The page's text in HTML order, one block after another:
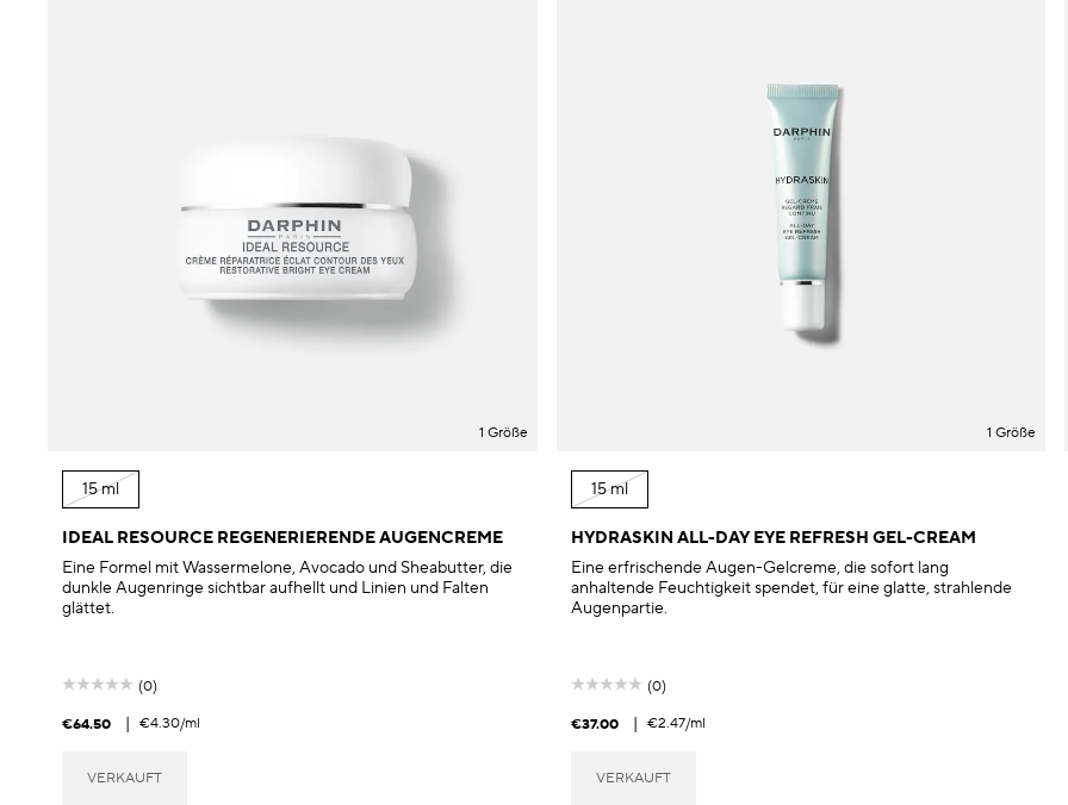
1 Größe
15 ml
IDEAL RESOURCE REGENERIERENDE AUGENCREME
Eine Formel mit Wassermelone, Avocado und Sheabutter, die
dunkle Augenringe sichtbar aufhellt und Linien und Falten
glättet.
(0)
€64.50 €4.30/ml
VERKAUFT
1 Größe
15 ml
HYDRASKIN ALL-DAY EYE REFRESH GEL-CREAM
Eine erfrischende Augen-Gelcreme, die sofort lang
anhaltende Feuchtigkeit spendet, für eine glatte, strahlende
Augenpartie.
(0)
€37.00 €2.47/ml
VERKAUFT